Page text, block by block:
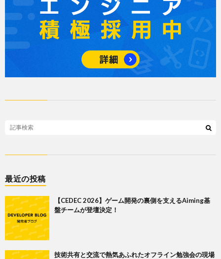
最近の投稿
【CEDEC 2026】ゲーム開発の裏側を支えるAiming基
盤チームが登壇決定！
技術共有と交流で熱気あふれたオフライン勉強会の現場